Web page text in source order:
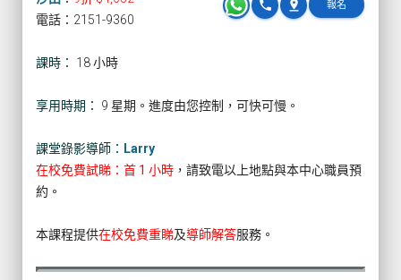
報名
pin_drop
phone
電話：2151-9360
課時： 18 小時
享用時期： 9 星期。進度由您控制，可快可慢。
課堂錄影導師： Larry
在校免費試睇：首 1 小時 ，請致電以上地點與本中心職員預
約。
本課程提供在校免費重睇及導師解答服務。